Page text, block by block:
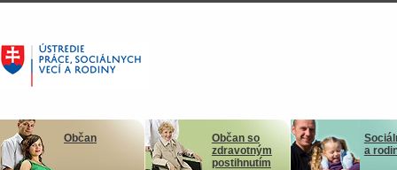
Občan
Občan so
zdravotným
postihnutím
a